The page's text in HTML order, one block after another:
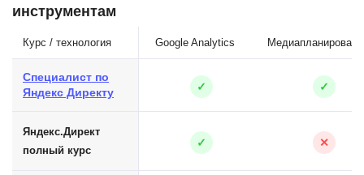
инструментам
Курс / технология Google Analytics
Специалист по
Яндекс Директу
✓ ✓
Яндекс.Директ
полный курс
✓ ✕